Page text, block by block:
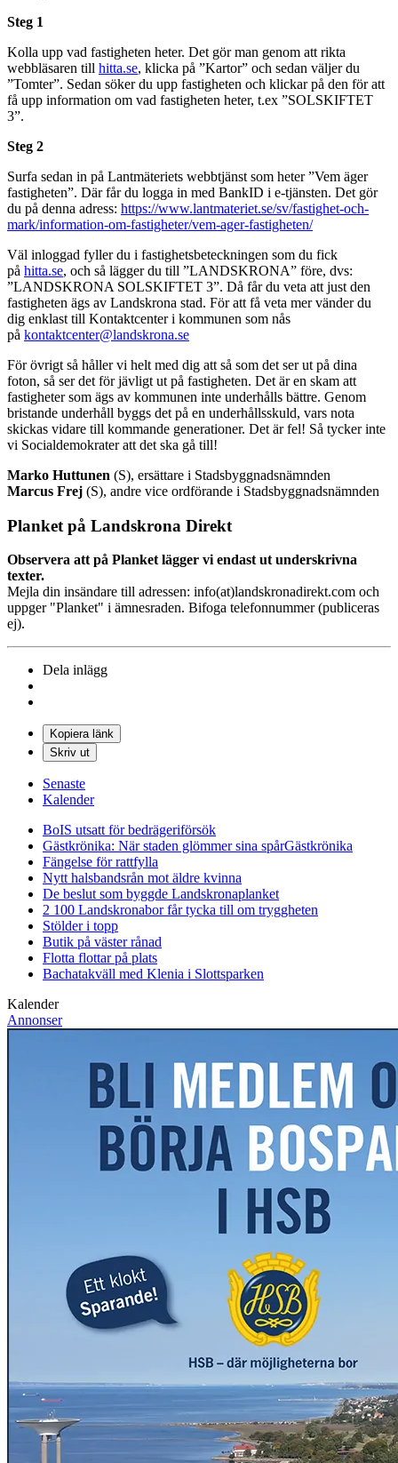
Steg 1
Kolla upp vad fastigheten heter. Det gör man genom att rikta
webbläsaren till hitta.se, klicka på ”Kartor” och sedan väljer du
”Tomter”. Sedan söker du upp fastigheten och klickar på den för att
få upp information om vad fastigheten heter, t.ex ”SOLSKIFTET
3”.
Steg 2
Surfa sedan in på Lantmäteriets webbtjänst som heter ”Vem äger
fastigheten”. Där får du logga in med BankID i e-tjänsten. Det gör
du på denna adress: https://www.lantmateriet.se/sv/fastighet-och-
mark/information-om-fastigheter/vem-ager-fastigheten/
Väl inloggad fyller du i fastighetsbeteckningen som du fick
på hitta.se, och så lägger du till ”LANDSKRONA” före, dvs:
”LANDSKRONA SOLSKIFTET 3”. Då får du veta att just den
fastigheten ägs av Landskrona stad. För att få veta mer vänder du
dig enklast till Kontaktcenter i kommunen som nås
på kontaktcenter@landskrona.se
För övrigt så håller vi helt med dig att så som det ser ut på dina
foton, så ser det för jävligt ut på fastigheten. Det är en skam att
fastigheter som ägs av kommunen inte underhålls bättre. Genom
bristande underhåll byggs det på en underhållsskuld, vars nota
skickas vidare till kommande generationer. Det är fel! Så tycker inte
vi Socialdemokrater att det ska gå till!
Marko Huttunen (S), ersättare i Stadsbyggnadsnämnden
Marcus Frej (S), andre vice ordförande i Stadsbyggnadsnämnden
Planket på Landskrona Direkt
Observera att på Planket lägger vi endast ut underskrivna
texter.
Mejla din insändare till adressen: info(at)landskronadirekt.com och
uppger "Planket" i ämnesraden. Bifoga telefonnummer (publiceras
ej).
Dela inlägg
Kopiera länk
Skriv ut
Senaste
Kalender
BoIS utsatt för bedrägeriförsök
Gästkrönika: När staden glömmer sina spårGästkrönika
Fängelse för rattfylla
Nytt halsbandsrån mot äldre kvinna
De beslut som byggde Landskronaplanket
2 100 Landskronabor får tycka till om tryggheten
Stölder i topp
Butik på väster rånad
Flotta flottar på plats
Bachatakväll med Klenia i Slottsparken
Kalender
Annonser